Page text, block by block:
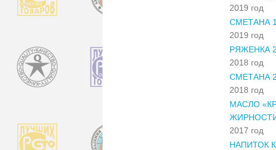
2019 год
СМЕТАНА
2019 год
РЯЖЕНКА
2018 год
СМЕТАНА
2018 год
МАСЛО
2017 год
НАПИТОК